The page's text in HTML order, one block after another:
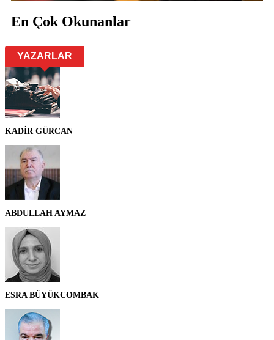
En Çok Okunanlar
YAZARLAR
KADİR GÜRCAN
ABDULLAH AYMAZ
ESRA BÜYÜKCOMBAK